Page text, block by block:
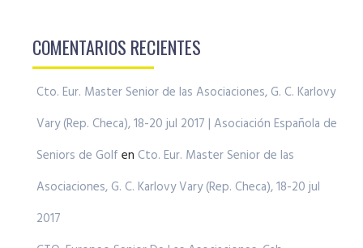
COMENTARIOS RECIENTES
Cto. Eur. Master Senior de las Asociaciones, G. C. Karlovy
Vary (Rep. Checa), 18-20 jul 2017 | Asociación Española de
Seniors de Golf en Cto. Eur. Master Senior de las
Asociaciones, G. C. Karlovy Vary (Rep. Checa), 18-20 jul
2017